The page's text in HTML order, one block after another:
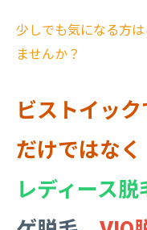
少しでも気になる方
ませんか？
ビストイッ
だけではなく
レディース脱